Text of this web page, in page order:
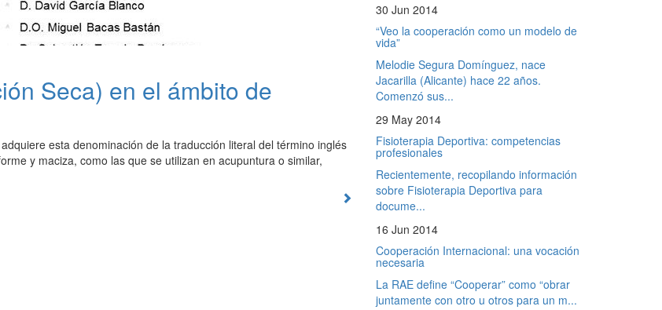
Seca) en el ámbito de
esta denominación de la traducción literal del término inglés
y maciza, como las que se utilizan en acupuntura o similar,
30 Jun 2014
“Veo la cooperación como un modelo de
vida”
Melodie Segura Domínguez, nace
Jacarilla (Alicante) hace 22 años.
Comenzó sus...
29 May 2014
Fisioterapia Deportiva: competencias
profesionales
Recientemente, recopilando información
sobre Fisioterapia Deportiva para
docume...
16 Jun 2014
Cooperación Internacional: una vocación
necesaria
La RAE define “Cooperar” como “obrar
juntamente con otro u otros para un m...